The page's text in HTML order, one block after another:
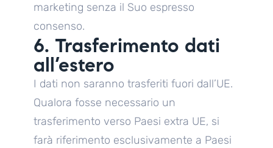
marketing senza il Suo espresso
consenso.
6. Trasferimento dati
all’estero
I dati non saranno trasferiti fuori dall’UE.
Qualora fosse necessario un
trasferimento verso Paesi extra UE, si
farà riferimento esclusivamente a Paesi